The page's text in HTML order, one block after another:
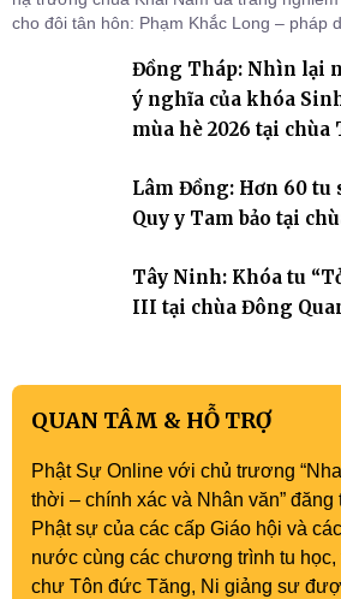
cho đôi tân hôn: Phạm Khắc Long – pháp
Đồng Tháp: Nhìn lại
ý nghĩa của khóa
mùa hè 2026 tại chùa
Lâm Đồng: Hơn 60
Quy y Tam bảo tại
Tây Ninh: Khóa tu
III tại chùa Đông
QUAN TÂM & HỖ TRỢ
Phật Sự Online với chủ trương
thời – chính xác và Nhân văn” đăng
Phật sự của các cấp Giáo hội và
nước cùng các chương trình tu học,
chư Tôn đức Tăng, Ni giảng sư